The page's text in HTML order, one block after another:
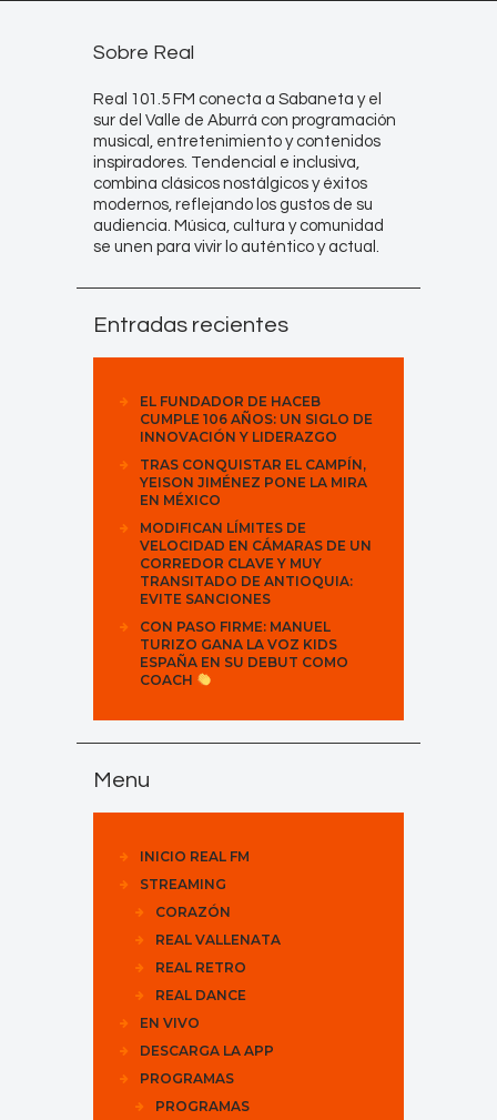
Sobre Real
Real 101.5 FM conecta a Sabaneta y el
sur del Valle de Aburrá con programación
musical, entretenimiento y contenidos
inspiradores. Tendencial e inclusiva,
combina clásicos nostálgicos y éxitos
modernos, reflejando los gustos de su
audiencia. Música, cultura y comunidad
se unen para vivir lo auténtico y actual.
Entradas recientes
EL FUNDADOR DE HACEB
CUMPLE 106 AÑOS: UN SIGLO DE
INNOVACIÓN Y LIDERAZGO
TRAS CONQUISTAR EL CAMPÍN,
YEISON JIMÉNEZ PONE LA MIRA
EN MÉXICO
MODIFICAN LÍMITES DE
VELOCIDAD EN CÁMARAS DE UN
CORREDOR CLAVE Y MUY
TRANSITADO DE ANTIOQUIA:
EVITE SANCIONES
CON PASO FIRME: MANUEL
TURIZO GANA LA VOZ KIDS
ESPAÑA EN SU DEBUT COMO
COACH
Menu
INICIO REAL FM
STREAMING
CORAZÓN
REAL VALLENATA
REAL RETRO
REAL DANCE
EN VIVO
DESCARGA LA APP
PROGRAMAS
PROGRAMAS